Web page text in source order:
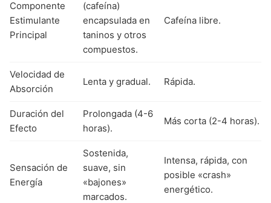
Componente
Estimulante
Principal
(cafeína)
encapsulada en
taninos y otros
compuestos.
Cafeína libre.
Velocidad de
Absorción
Lenta y gradual. Rápida.
Duración del
Efecto
Prolongada (4-6
horas).
Más corta (2-4 horas).
Sensación de
Energía
Sostenida,
suave, sin
«bajones»
marcados.
Intensa, rápida, con
posible «crash»
energético.